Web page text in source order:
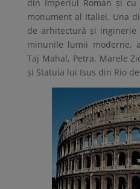
din Imperiul Roman și
monument al Italiei. Una
de arhitectură și
minunile lumii moderne,
Taj Mahal, Petra, Marele
şi Statuia lui Isus din Rio